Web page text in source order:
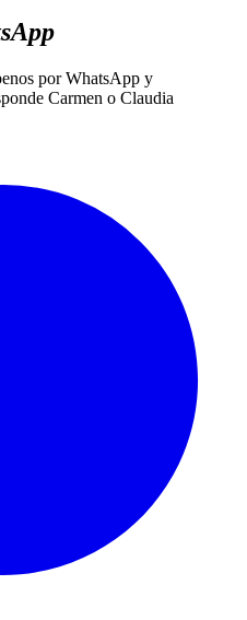
por WhatsApp y
Carmen o Claudia